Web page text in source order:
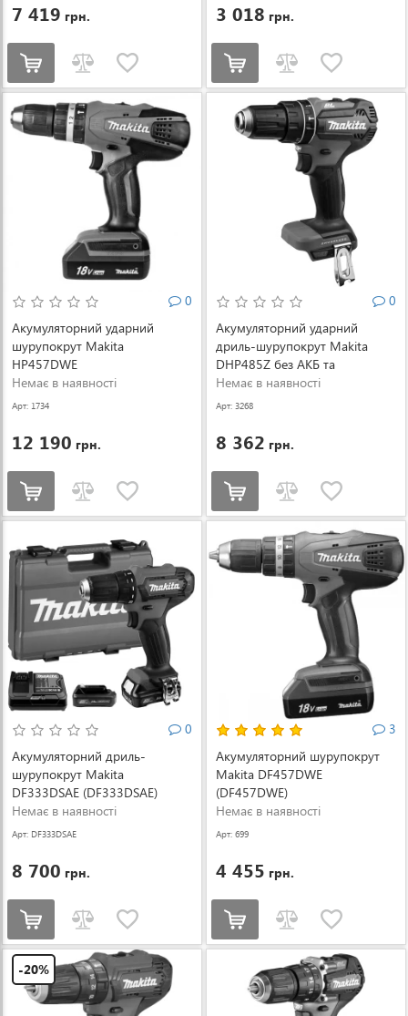
7 419 грн. 3 018 грн.
0
Акумуляторний ударний
шурупокрут Makita
HP457DWE
Немає в наявності
Арт: 1734
12 190 грн.
0
Акумуляторний ударний
дриль-шурупокрут Makita
DHP485Z без АКБ та
зарядного пристрою
(DHP485Z)
Немає в наявності
Арт: 3268
8 362 грн.
0
Акумуляторний дриль-
шурупокрут Makita
DF333DSAE (DF333DSAE)
Немає в наявності
Арт: DF333DSAE
8 700 грн.
3
Акумуляторний шурупокрут
Makita DF457DWE
(DF457DWE)
Немає в наявності
Арт: 699
4 455 грн.
-20%